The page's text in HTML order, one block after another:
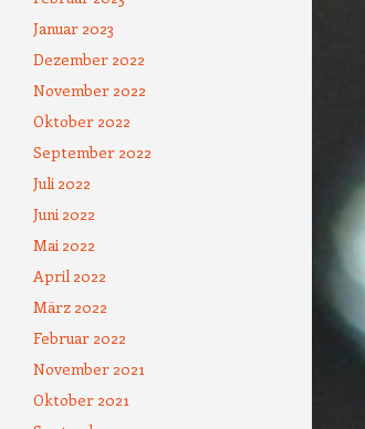
Januar 2023
Dezember 2022
November 2022
Oktober 2022
September 2022
Juli 2022
Juni 2022
Mai 2022
April 2022
März 2022
Februar 2022
November 2021
Oktober 2021